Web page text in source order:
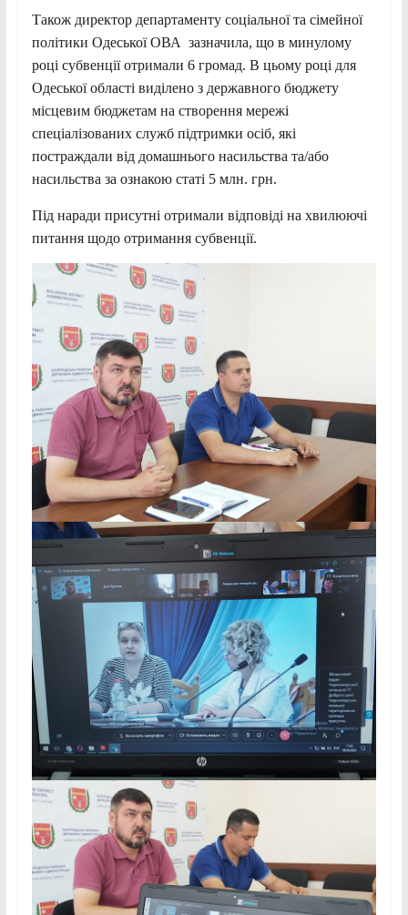
Також директор департаменту соціальної та сімейної
політики Одеської ОВА зазначила, що в минулому
році субвенції отримали 6 громад. В цьому році для
Одеської області виділено з державного бюджету
місцевим бюджетам на створення мережі
спеціалізованих служб підтримки осіб, які
постраждали від домашнього насильства та/або
насильства за ознакою статі 5 млн. грн.
Під наради присутні отримали відповіді на хвилюючі
питання щодо отримання субвенції.